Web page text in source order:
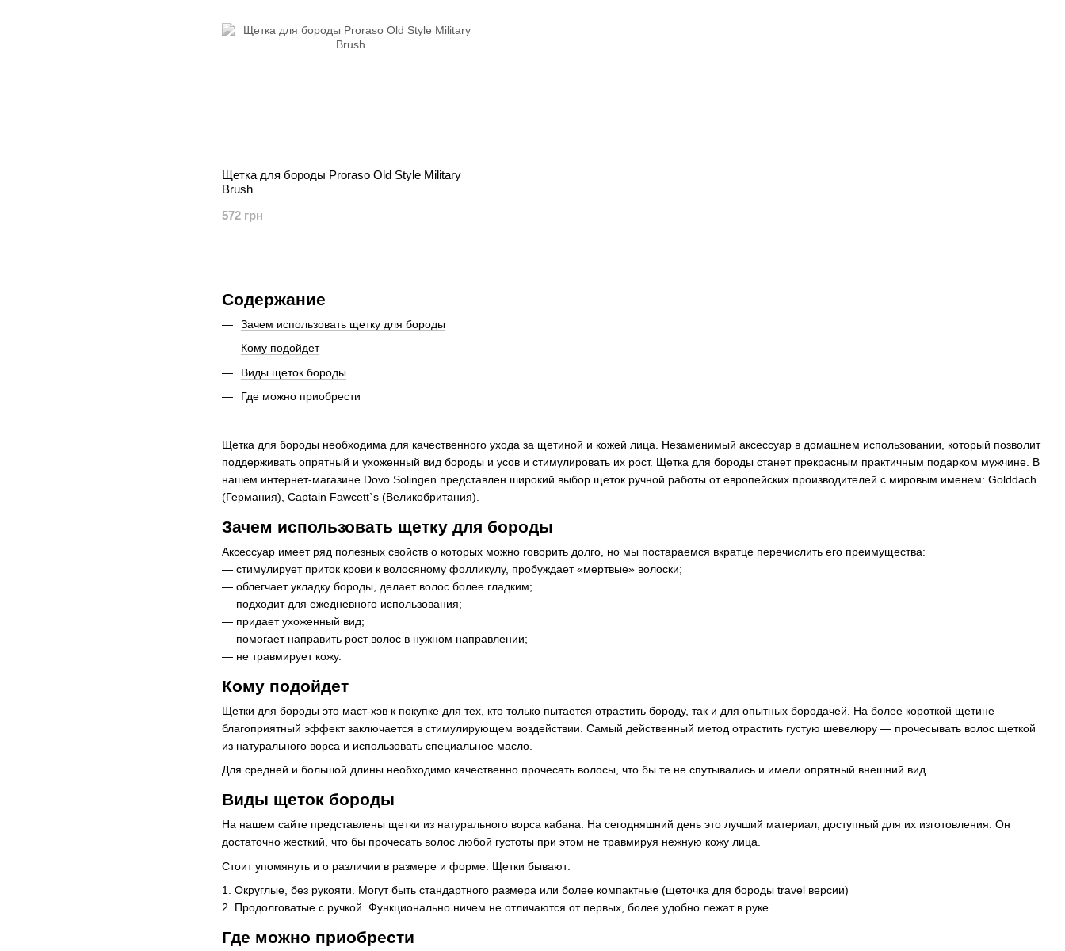
Щетка для бороды Proraso Old Style Military
Brush
572 грн
Содержание
Зачем использовать щетку для бороды
Кому подойдет
Виды щеток бороды
Где можно приобрести
Щетка для бороды необходима для качественного ухода за щетиной и кожей лица. Незаменимый аксессуар в домашнем использовании, который позволит
поддерживать опрятный и ухоженный вид бороды и усов и стимулировать их рост. Щетка для бороды станет прекрасным практичным подарком мужчине. В
нашем интернет-магазине Dovo Solingen представлен широкий выбор щеток ручной работы от европейских производителей с мировым именем: Golddach
(Германия), Captain Fawcett`s (Великобритания).
Зачем использовать щетку для бороды
Аксессуар имеет ряд полезных свойств о которых можно говорить долго, но мы постараемся вкратце перечислить его преимущества:
— стимулирует приток крови к волосяному фолликулу, пробуждает «мертвые» волоски;
— облегчает укладку бороды, делает волос более гладким;
— подходит для ежедневного использования;
— придает ухоженный вид;
— помогает направить рост волос в нужном направлении;
— не травмирует кожу.
Кому подойдет
Щетки для бороды это маст-хэв к покупке для тех, кто только пытается отрастить бороду, так и для опытных бородачей. На более короткой щетине
благоприятный эффект заключается в стимулирующем воздействии. Самый действенный метод отрастить густую шевелюру — прочесывать волос щеткой
из натурального ворса и использовать специальное масло.
Для средней и большой длины необходимо качественно прочесать волосы, что бы те не спутывались и имели опрятный внешний вид.
Виды щеток бороды
На нашем сайте представлены щетки из натурального ворса кабана. На сегодняшний день это лучший материал, доступный для их изготовления. Он
достаточно жесткий, что бы прочесать волос любой густоты при этом не травмируя нежную кожу лица.
Стоит упомянуть и о различии в размере и форме. Щетки бывают:
1. Округлые, без рукояти. Могут быть стандартного размера или более компактные (щеточка для бороды travel версии)
2. Продолговатые с ручкой. Функционально ничем не отличаются от первых, более удобно лежат в руке.
Где можно приобрести